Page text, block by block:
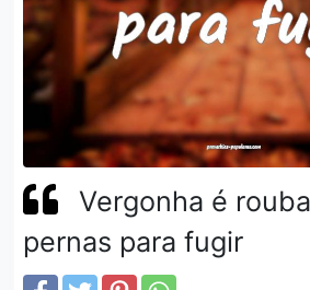
Vergonha é
pernas para fugir